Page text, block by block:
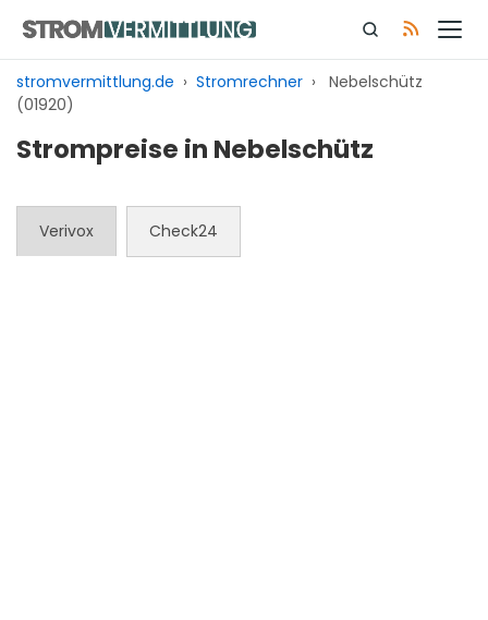
Inhalt
springen
stromvermittlung.de › Stromrechner › Nebelschütz
(01920)
Strompreise in Nebelschütz
Verivox Check24